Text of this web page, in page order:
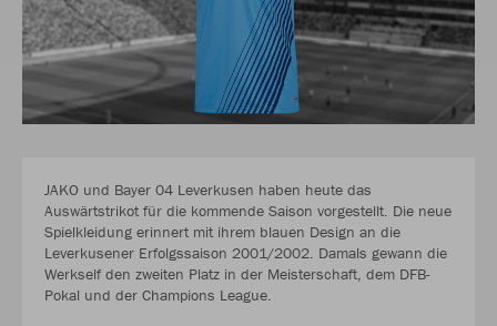
JAKO und Bayer 04 Leverkusen haben heute das
Auswärtstrikot für die kommende Saison vorgestellt. Die neue
Spielkleidung erinnert mit ihrem blauen Design an die
Leverkusener Erfolgssaison 2001/2002. Damals gewann die
Werkself den zweiten Platz in der Meisterschaft, dem DFB-
Pokal und der Champions League.